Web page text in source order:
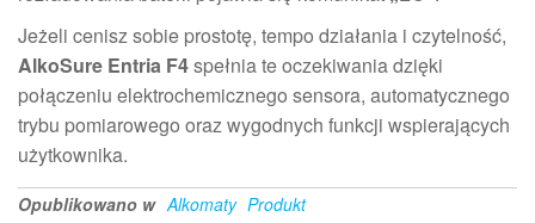
Jeżeli cenisz sobie prostotę, tempo działania i czytelność,
AlkoSure Entria F4spełnia te oczekiwania dzięki
połączeniu elektrochemicznego sensora, automatycznego
trybu pomiarowego oraz wygodnych funkcji wspierających
użytkownika.
Opublikowano w Alkomaty Produkt